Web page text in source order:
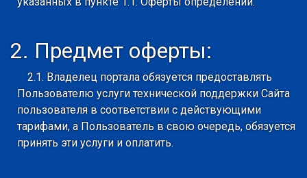
2. Предмет оферты:
2.1. Владелец портала обязуется предоставлять
Пользователю услуги технической поддержки Сайта
пользователя в соответствии с действующими
тарифами, а Пользователь в свою очередь, обязуется
принять эти услуги и оплатить.